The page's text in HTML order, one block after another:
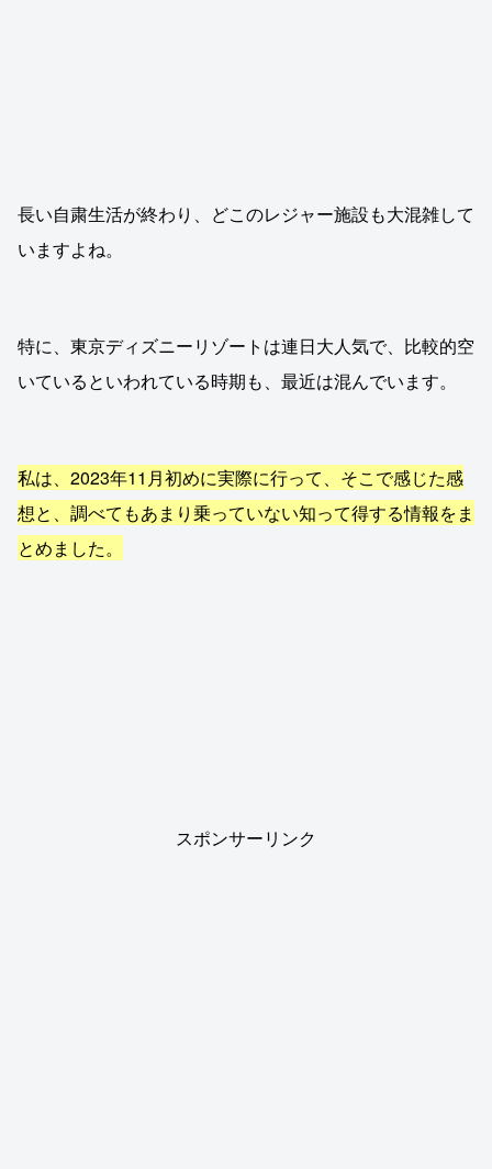
長い自粛生活が終わり、どこのレジャー施設も大混雑して
いますよね。
特に、東京ディズニーリゾートは連日大人気で、比較的空
いているといわれている時期も、最近は混んでいます。
私は、2023年11月初めに実際に行って、そこで感じた感
想と、調べてもあまり乗っていない知って得する情報をま
とめました。
スポンサーリンク